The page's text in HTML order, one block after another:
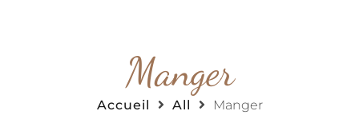
Manger
Accueil All Manger